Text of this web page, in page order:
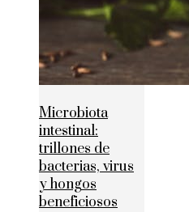
Microbiota
intestinal:
trillones de
bacterias, virus
y hongos
beneficiosos